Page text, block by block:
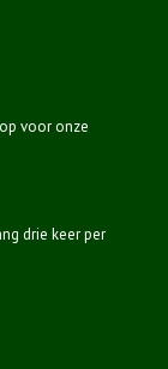
voor onze
drie keer per